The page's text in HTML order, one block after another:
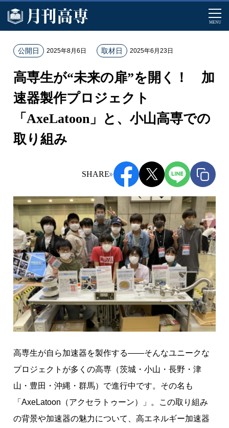
MENU
ホ
ム
記
事
高
“
未
の
扉
”
を
開
く
！
速
器
製
作
ロ
高専生が“未来の扉”を開く！ 加
速器製作プロジェクト
「AxeLatoon」と、小山高専での
取り組み
SHARE
公開日 2025年8月6日 取材日 2025年6月23日
高専生が自ら加速器を製作する——そんなユニークな
プロジェクトが多くの高専（茨城・小山・長野・津
山・豊田・沖縄・群馬）で進行中です。その名も
「AxeLatoon（アクセラトゥーン）」。この取り組み
の背景や加速器の魅力について、高エネルギー加速器